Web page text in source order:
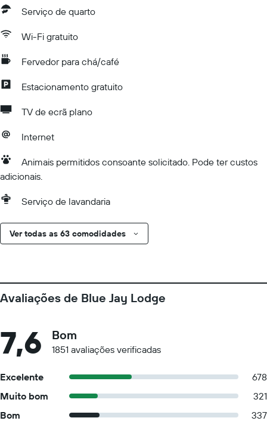
Serviço de quarto
Wi-Fi gratuito
Fervedor para chá/café
Estacionamento gratuito
TV de ecrã plano
Internet
Animais permitidos consoante solicitado. Pode ter custos
adicionais.
Serviço de lavandaria
Ver todas as 63 comodidades
Avaliações de Blue Jay Lodge
7,6 Bom
1851 avaliações verificadas
Excelente
678
Muito bom
321
Bom
337